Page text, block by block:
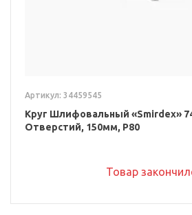
Артикул: 34459545
Круг Шлифовальный «Smirdex»
Отверстий, 150мм, P80
Товар